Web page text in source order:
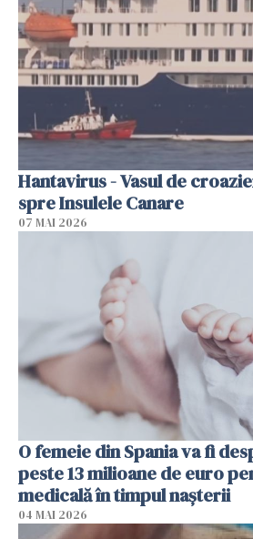
Hantavirus - Vasul de
spre Insulele Canare
07 MAI 2026
O femeie din Spania va fi
peste 13 milioane de euro
medicală în timpul naşterii
04 MAI 2026